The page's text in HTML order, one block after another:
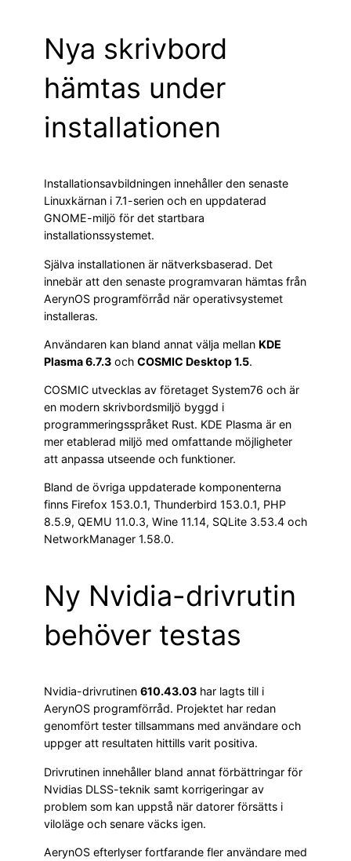
Nya skrivbord
hämtas under
installationen
Installationsavbildningen innehåller den senaste
Linuxkärnan i 7.1-serien och en uppdaterad
GNOME-miljö för det startbara
installationssystemet.
Själva installationen är nätverksbaserad. Det
innebär att den senaste programvaran hämtas från
AerynOS programförråd när operativsystemet
installeras.
Användaren kan bland annat välja mellan KDE
Plasma 6.7.3 och COSMIC Desktop 1.5.
COSMIC utvecklas av företaget System76 och är
en modern skrivbordsmiljö byggd i
programmeringsspråket Rust. KDE Plasma är en
mer etablerad miljö med omfattande möjligheter
att anpassa utseende och funktioner.
Bland de övriga uppdaterade komponenterna
finns Firefox 153.0.1, Thunderbird 153.0.1, PHP
8.5.9, QEMU 11.0.3, Wine 11.14, SQLite 3.53.4 och
NetworkManager 1.58.0.
Ny Nvidia-drivrutin
behöver testas
Nvidia-drivrutinen 610.43.03 har lagts till i
AerynOS programförråd. Projektet har redan
genomfört tester tillsammans med användare och
uppger att resultaten hittills varit positiva.
Drivrutinen innehåller bland annat förbättringar för
Nvidias DLSS-teknik samt korrigeringar av
problem som kan uppstå när datorer försätts i
viloläge och senare väcks igen.
AerynOS efterlyser fortfarande fler användare med